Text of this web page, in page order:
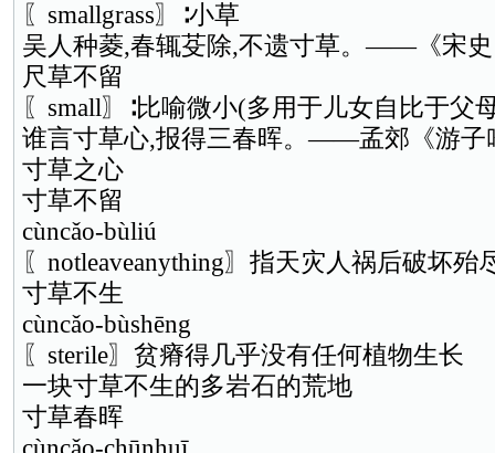
〖smallgrass〗∶小草
吴人种菱,春辄芟除,不遗寸草。——《宋史
尺草不留
〖small〗∶比喻微小(多用于儿女自比于父
谁言寸草心,报得三春晖。——孟郊《游子
寸草之心
寸草不留
cùncǎo-bùliú
〖notleaveanything〗指天灾人祸后破坏殆
寸草不生
cùncǎo-bùshēng
〖sterile〗贫瘠得几乎没有任何植物生长
一块寸草不生的多岩石的荒地
寸草春晖